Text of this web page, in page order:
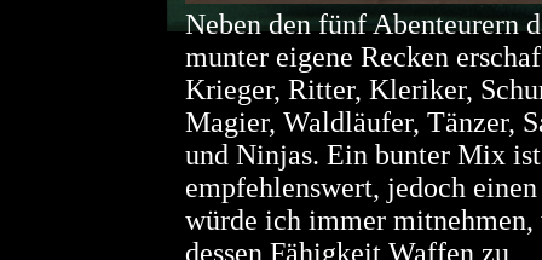
Neben den fünf Abenteurern
munter eigene Recken
Krieger, Ritter, Kleriker,
Magier, Waldläufer, Tänzer,
und Ninjas. Ein bunter Mix ist
empfehlenswert, jedoch
würde ich immer mitnehmen,
dessen Fähigkeit Waffen zu